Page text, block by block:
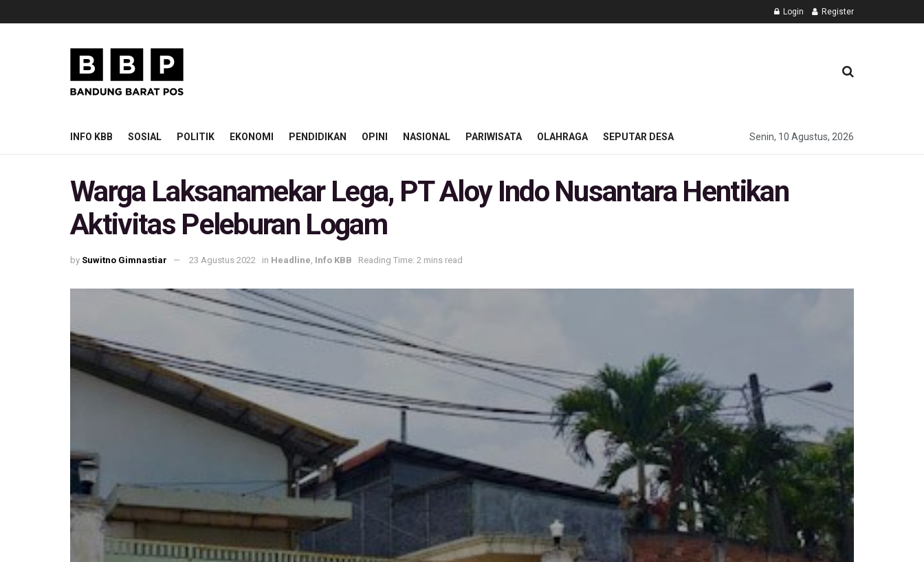
Login Register
INFO KBB SOSIAL POLITIK EKONOMI PENDIDIKAN OPINI NASIONAL PARIWISATA OLAHRAGA SEPUTAR DESA Senin, 10 Agustus, 2026
Warga Laksanamekar Lega, PT Aloy Indo Nusantara Hentikan
Aktivitas Peleburan Logam
by Suwitno Gimnastiar 23 Agustus 2022 in Headline Info KBB Reading Time: 2 mins read